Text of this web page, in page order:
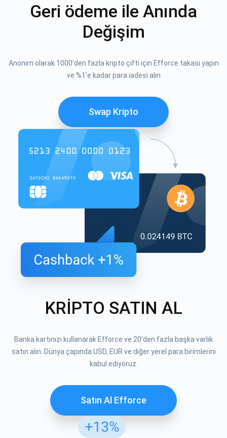
Geri ödeme ile Anında
Değişim
Anonim olarak 1000'den fazla kripto çifti için Efforce takası yapın
ve %1'e kadar para iadesi alın
Swap Kripto
KRİPTO SATIN AL
Banka kartınızı kullanarak Efforce ve 20'den fazla başka varlık
satın alın. Dünya çapında USD, EUR ve diğer yerel para birimlerini
kabul ediyoruz.
Satın Al Efforce